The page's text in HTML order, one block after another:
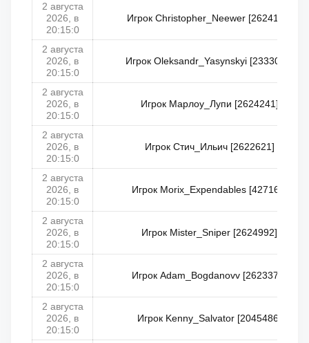
2 августа
2026, в
20:15:0
Игрок Christopher_Neewer [2624105]
2 августа
2026, в
20:15:0
Игрок Oleksandr_Yasynskyi [2333049]
2 августа
2026, в
20:15:0
Игрок Марлоу_Лупи [2624241] занял
2 августа
2026, в
20:15:0
Игрок Стич_Ильич [2622621] занял
2 августа
2026, в
20:15:0
Игрок Morix_Expendables [427169]
2 августа
2026, в
20:15:0
Игрок Mister_Sniper [2624992] занял
2 августа
2026, в
20:15:0
Игрок Adam_Bogdanovv [2623371]
2 августа
2026, в
20:15:0
Игрок Kenny_Salvator [2045486]